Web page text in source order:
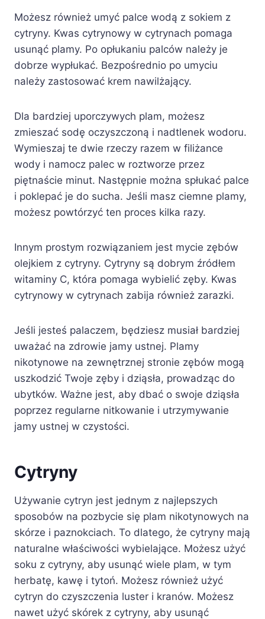
Możesz również umyć palce wodą z sokiem z
cytryny. Kwas cytrynowy w cytrynach pomaga
usunąć plamy. Po opłukaniu palców należy je
dobrze wypłukać. Bezpośrednio po umyciu
należy zastosować krem nawilżający.
Dla bardziej uporczywych plam, możesz
zmieszać sodę oczyszczoną i nadtlenek wodoru.
Wymieszaj te dwie rzeczy razem w filiżance
wody i namocz palec w roztworze przez
piętnaście minut. Następnie można spłukać palce
i poklepać je do sucha. Jeśli masz ciemne plamy,
możesz powtórzyć ten proces kilka razy.
Innym prostym rozwiązaniem jest mycie zębów
olejkiem z cytryny. Cytryny są dobrym źródłem
witaminy C, która pomaga wybielić zęby. Kwas
cytrynowy w cytrynach zabija również zarazki.
Jeśli jesteś palaczem, będziesz musiał bardziej
uważać na zdrowie jamy ustnej. Plamy
nikotynowe na zewnętrznej stronie zębów mogą
uszkodzić Twoje zęby i dziąsła, prowadząc do
ubytków. Ważne jest, aby dbać o swoje dziąsła
poprzez regularne nitkowanie i utrzymywanie
jamy ustnej w czystości.
Cytryny
Używanie cytryn jest jednym z najlepszych
sposobów na pozbycie się plam nikotynowych na
skórze i paznokciach. To dlatego, że cytryny mają
naturalne właściwości wybielające. Możesz użyć
soku z cytryny, aby usunąć wiele plam, w tym
herbatę, kawę i tytoń. Możesz również użyć
cytryn do czyszczenia luster i kranów. Możesz
nawet użyć skórek z cytryny, aby usunąć